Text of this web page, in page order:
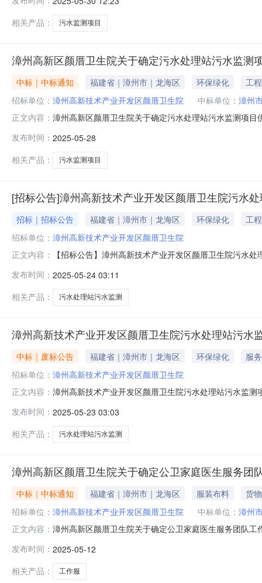
18960096161.联系人：卢女士公示时间：2025年5月28
相关产品：
污水监测项目
漳州高新区颜厝卫生院关于确定污水处理站污水监测
中标｜中标通知 福建省｜漳州市｜龙海区 环保绿化
工程
招标单位： 漳州高新技术产业开发区颜厝卫生院 中标单位： 漳州
正文内容： 漳州高新区颜厝卫生院关于确定污水处理站污水监测项
义，可提出复核：办公室电话：0596-6650175，手机
发布时间： 2025-05-28
相关产品：
污水监测项目
[招标公告]漳州高新技术产业开发区颜厝卫生院污水
招标｜招标公告 福建省｜漳州市｜龙海区 环保绿化
工程
招标单位： 漳州高新技术产业开发区颜厝卫生院
正文内容：
【招标公告】漳州高新技术产业开发区颜厝卫生院污水
二、项目信息招标项目名称：污水处理站污水监测项目
目监测频次总数（次）粪大肠菌群数、
发布时间： 2025-05-24 03:11
相关产品：
污水处理站污水监测
漳州高新技术产业开发区颜厝卫生院污水处理站污水
中标｜废标公告 福建省｜漳州市｜龙海区 环保绿化
服务
招标单位： 漳州高新技术产业开发区颜厝卫生院
正文内容： 漳州高新技术产业开发区颜厝卫生院污水处理站污水监
发布时间： 2025-05-23 03:03
相关产品：
污水处理站污水监测
漳州高新区颜厝卫生院关于确定公卫家庭医生服务团
中标｜中标通知 福建省｜漳州市｜龙海区 服装布料
货物
招标单位： 漳州高新技术产业开发区颜厝卫生院 中标单位： 漳州
正文内容： 漳州高新区颜厝卫生院关于确定公卫家庭医生服务团队
公司二、如有疑义，可提出复核：办公室电话：0596-
发布时间： 2025-05-12
相关产品：
工作服